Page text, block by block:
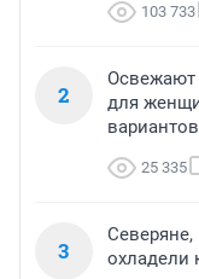
103 733
2
Освежают
для
25 335
3
охладели